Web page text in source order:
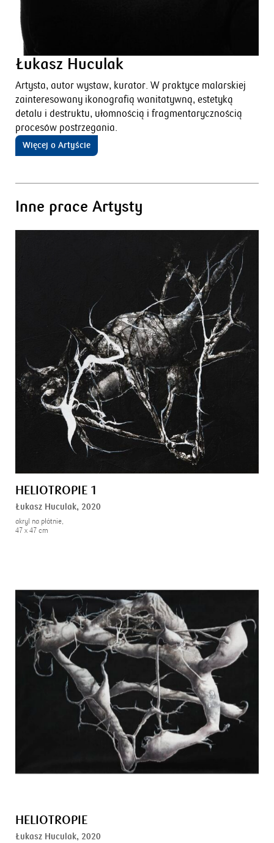
Łukasz Huculak
Artysta, autor wystaw, kurator. W praktyce malarskiej
zainteresowany ikonografią wanitatywną, estetyką
detalu i destruktu, ułomnością i fragmentarycznością
procesów postrzegania.
Więcej o Artyście
Inne prace Artysty
HELIOTROPIE 1
Łukasz Huculak, 2020
akryl na płótnie,
47 x 47 cm
HELIOTROPIE
Łukasz Huculak, 2020